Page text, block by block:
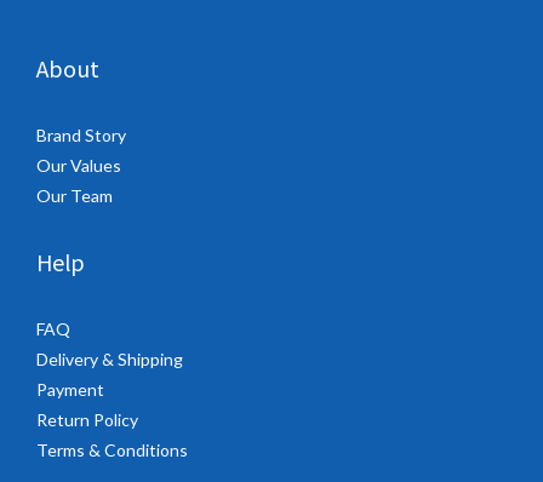
About
Brand Story
Our Values
Our Team
Help
FAQ
Delivery & Shipping
Payment
Return Policy
Terms & Conditions